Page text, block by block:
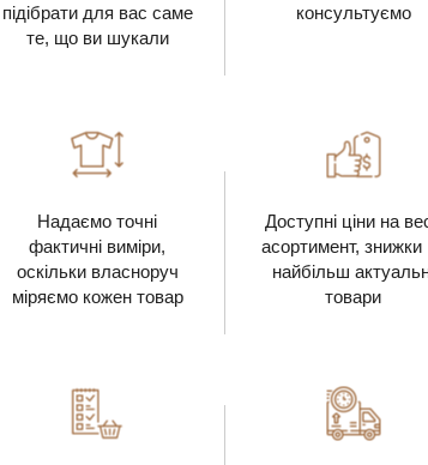
підібрати для вас саме
те, що ви шукали
консультуємо
Надаємо точні
фактичні виміри,
оскільки власноруч
міряємо кожен товар
Доступні ціни на
асортимент, знижки
найбільш
товари